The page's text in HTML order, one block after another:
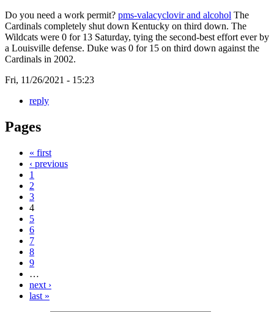
Do you need a work permit? pms-valacyclovir and alcohol The
Cardinals completely shut down Kentucky on third down. The
Wildcats were 0 for 13 Saturday, tying the second-best effort ever by
a Louisville defense. Duke was 0 for 15 on third down against the
Cardinals in 2002.
Fri, 11/26/2021 - 15:23
reply
Pages
« first
‹ previous
1
2
3
4
5
6
7
8
9
…
next ›
last »